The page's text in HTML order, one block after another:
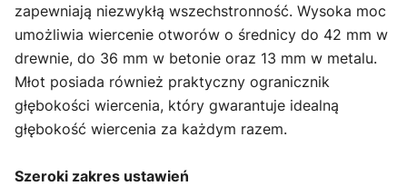
zapewniają niezwykłą wszechstronność. Wysoka moc
umożliwia wiercenie otworów o średnicy do 42 mm w
drewnie, do 36 mm w betonie oraz 13 mm w metalu.
Młot posiada również praktyczny ogranicznik
głębokości wiercenia, który gwarantuje idealną
głębokość wiercenia za każdym razem.
Szeroki zakres ustawień